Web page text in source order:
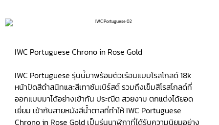
IWC Portuguese Chrono in Rose Gold
IWC Portuguese รุ่นนี้มาพร้อมตัวเรือนแบบโรสโกลด์ 18k
หน้าปัดสีดำสนิทและสีเทาซันเบิร์สต์ รวมถึงเข็มสีโรสโกลด์ที่
ออกแบบมาได้อย่างเข้ากัน ประณีต สวยงาม ตกแต่งได้ยอด
เยี่ยม เข้ากับสายหนังสีน้ำตาลที่ทำให้ IWC Portuguese
Chrono in Rose Gold เป็นรุ่นนาฬิกาที่ได้รับความนิยมอย่าง